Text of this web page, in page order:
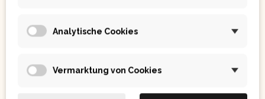
Ostatním se také líbilo:
Analytische Cookies
Vermarktung von Cookies